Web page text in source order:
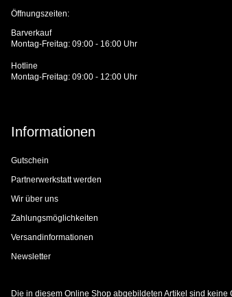
Öffnungszeiten:
Barverkauf
Montag-Freitag: 09:00 - 16:00 Uhr
Hotline
Montag-Freitag: 09:00 - 12:00 Uhr
Informationen
Gutschein
Partnerwerkstatt werden
Wir über uns
Zahlungsmöglichkeiten
Versandinformationen
Newsletter
Die in diesem Online Shop abgebildeten Artikel sind